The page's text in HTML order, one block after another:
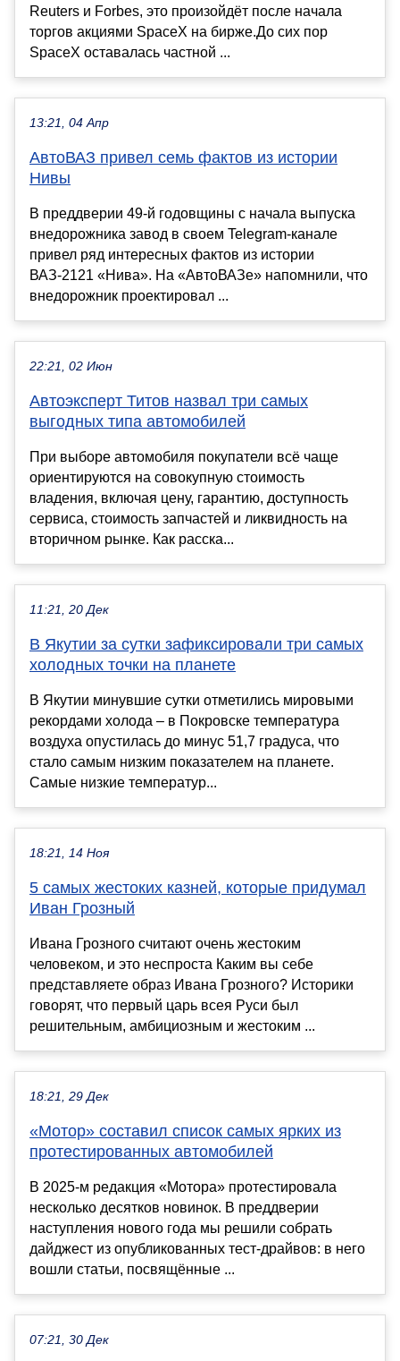
Reuters и Forbes, это произойдёт после начала
торгов акциями SpaceX на бирже.До сих пор
SpaceX оставалась частной ...
13:21, 04 Апр
АвтоВАЗ привел семь фактов из истории
Нивы
В преддверии 49-й годовщины с начала выпуска
внедорожника завод в своем Telegram-канале
привел ряд интересных фактов из истории
ВАЗ-2121 «Нива». На «АвтоВАЗе» напомнили, что
внедорожник проектировал ...
22:21, 02 Июн
Автоэксперт Титов назвал три самых
выгодных типа автомобилей
При выборе автомобиля покупатели всё чаще
ориентируются на совокупную стоимость
владения, включая цену, гарантию, доступность
сервиса, стоимость запчастей и ликвидность на
вторичном рынке. Как расска...
11:21, 20 Дек
В Якутии за сутки зафиксировали три самых
холодных точки на планете
В Якутии минувшие сутки отметились мировыми
рекордами холода – в Покровске температура
воздуха опустилась до минус 51,7 градуса, что
стало самым низким показателем на планете.
Самые низкие температур...
18:21, 14 Ноя
5 самых жестоких казней, которые придумал
Иван Грозный
Ивана Грозного считают очень жестоким
человеком, и это неспроста Каким вы себе
представляете образ Ивана Грозного? Историки
говорят, что первый царь всея Руси был
решительным, амбициозным и жестоким ...
18:21, 29 Дек
«Мотор» составил список самых ярких из
протестированных автомобилей
В 2025-м редакция «Мотора» протестировала
несколько десятков новинок. В преддверии
наступления нового года мы решили собрать
дайджест из опубликованных тест-драйвов: в него
вошли статьи, посвящённые ...
07:21, 30 Дек